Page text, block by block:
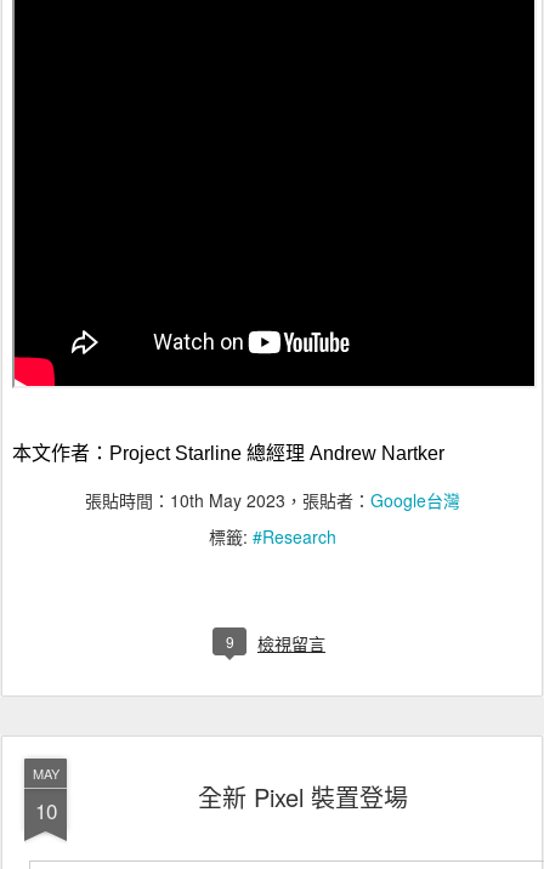
本文作者：Project Starline 總經理 Andrew Nartker
張貼時間： 10th May 2023 ，張貼者： Google台灣
標籤: #Research
9 檢視留言
MAY
10 全新 Pixel 裝置登場